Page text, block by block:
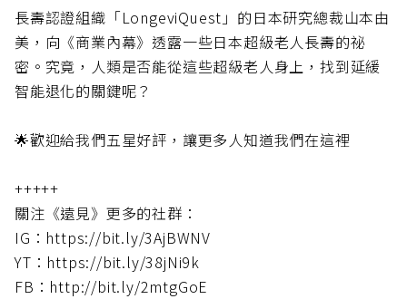
長壽認證組織「LongeviQuest」的日本研究總裁山本由
美，向《商業內幕》透露一些日本超級老人長壽的祕
密。究竟，人類是否能從這些超級老人身上，找到延緩
智能退化的關鍵呢？
🌟歡迎給我們五星好評，讓更多人知道我們在這裡
+++++
關注《遠見》更多的社群：
IG：https://bit.ly/3AjBWNV
YT：https://bit.ly/38jNi9k
FB：http://bit.ly/2mtgGoE